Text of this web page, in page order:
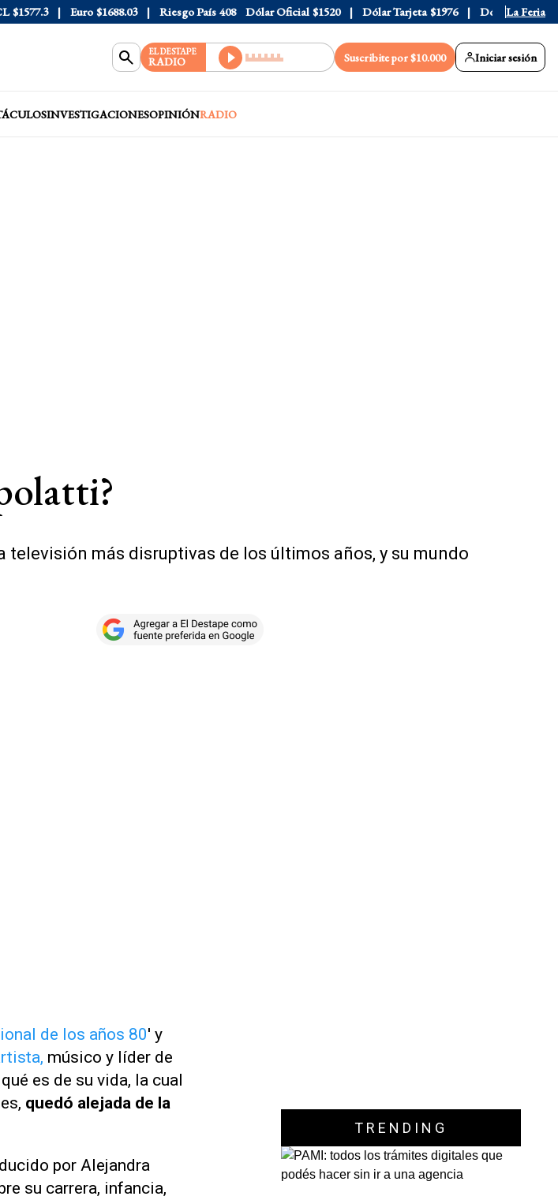
Euro $1688.03 Riesgo País 408 Dólar Oficial $1520 Dólar Tarjeta $1976 Dólar Blue $1530
La Feria
EL DESTAPE
RADIO Suscribite por $10.000 Iniciar sesión
INVESTIGACIONESOPINIÓNRADIO
más disruptivas de los últimos años, y su mundo
de los años 80' y
músico y líder de
es de su vida, la cual
quedó alejada de la
por Alejandra
su carrera, infancia,
TRENDING